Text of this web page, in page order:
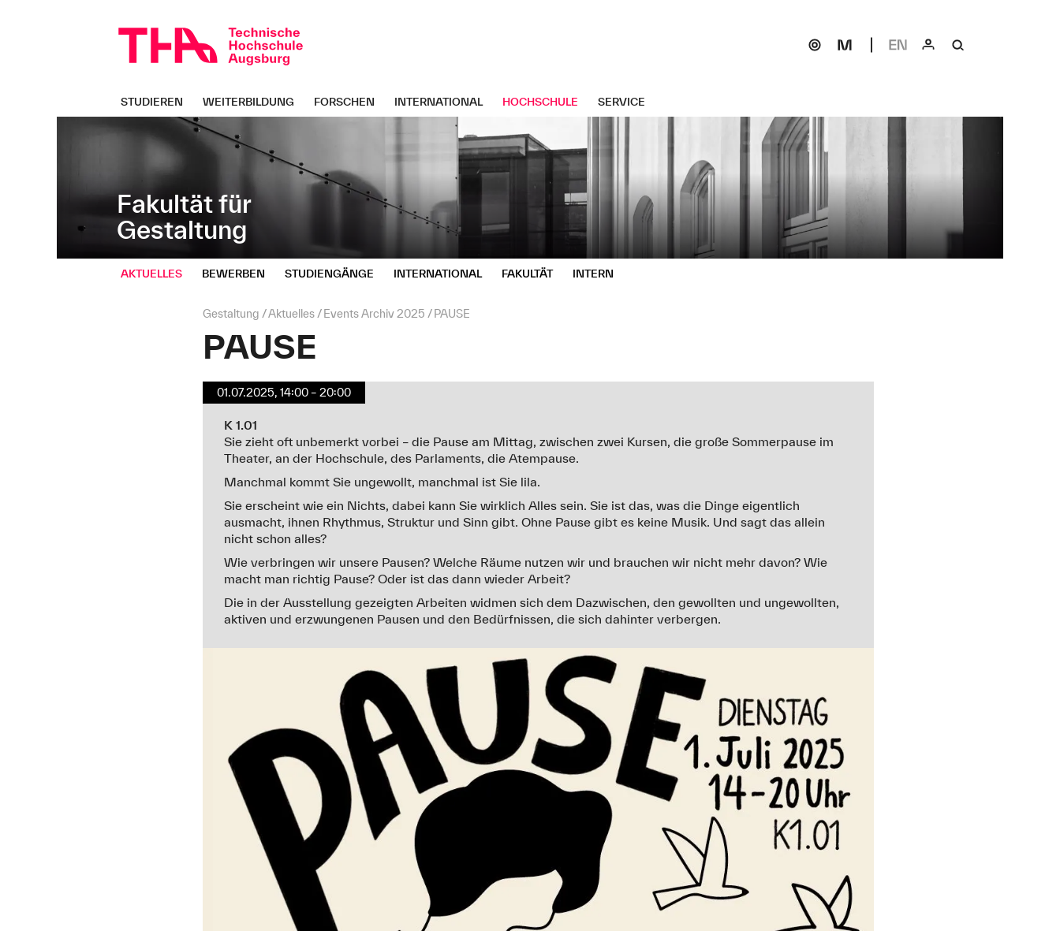
überspringen
Fakultät für
Gestaltung
STUDIEREN WEITERBILDUNG FORSCHEN INTERNATIONAL HOCHSCHULE SERVICE
AKTUELLES BEWERBEN STUDIENGÄNGE INTERNATIONAL FAKULTÄT INTERN
Seitenpfad:
Gestaltung Aktuelles Events Archiv 2025 PAUSE
PAUSE
01.07.2025, 14:00 – 20:00
K 1.01
Sie zieht oft unbemerkt vorbei – die Pause am Mittag, zwischen zwei Kursen, die große Sommerpause im
Theater, an der Hochschule, des Parlaments, die Atempause.
Manchmal kommt Sie ungewollt, manchmal ist Sie lila.
Sie erscheint wie ein Nichts, dabei kann Sie wirklich Alles sein. Sie ist das, was die Dinge eigentlich
ausmacht, ihnen Rhythmus, Struktur und Sinn gibt. Ohne Pause gibt es keine Musik. Und sagt das allein
nicht schon alles?
Wie verbringen wir unsere Pausen? Welche Räume nutzen wir und brauchen wir nicht mehr davon? Wie
macht man richtig Pause? Oder ist das dann wieder Arbeit?
Die in der Ausstellung gezeigten Arbeiten widmen sich dem Dazwischen, den gewollten und ungewollten,
aktiven und erzwungenen Pausen und den Bedürfnissen, die sich dahinter verbergen.